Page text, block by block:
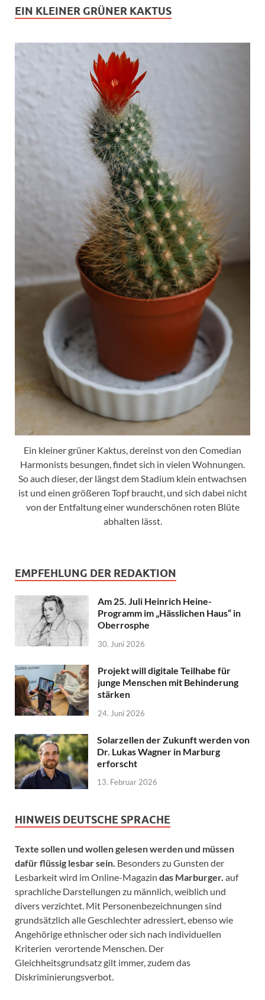
EIN KLEINER GRÜNER KAKTUS
Ein kleiner grüner Kaktus, dereinst von den Comedian
Harmonists besungen, findet sich in vielen Wohnungen.
So auch dieser, der längst dem Stadium klein entwachsen
ist und einen größeren Topf braucht, und sich dabei nicht
von der Entfaltung einer wunderschönen roten Blüte
abhalten lässt.
EMPFEHLUNG DER REDAKTION
Am 25. Juli Heinrich Heine-
Programm im „Hässlichen Haus“ in
Oberrosphe
30. Juni 2026
Projekt will digitale Teilhabe für
junge Menschen mit Behinderung
stärken
24. Juni 2026
Solarzellen der Zukunft werden von
Dr. Lukas Wagner in Marburg
erforscht
13. Februar 2026
HINWEIS DEUTSCHE SPRACHE
Texte sollen und wollen gelesen werden und müssen
dafür flüssig lesbar sein. Besonders zu Gunsten der
Lesbarkeit wird im Online-Magazin das Marburger. auf
sprachliche Darstellungen zu männlich, weiblich und
divers verzichtet. Mit Personenbezeichnungen sind
grundsätzlich alle Geschlechter adressiert, ebenso wie
Angehörige ethnischer oder sich nach individuellen
Kriterien verortende Menschen. Der
Gleichheitsgrundsatz gilt immer, zudem das
Diskriminierungsverbot.